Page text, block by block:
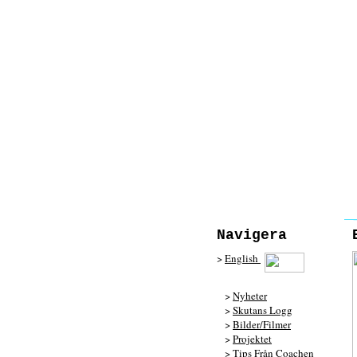
Navigera
>English
>Nyheter
>Skutans Logg
>Bilder/Filmer
>Projektet
>Tips Från Coachen